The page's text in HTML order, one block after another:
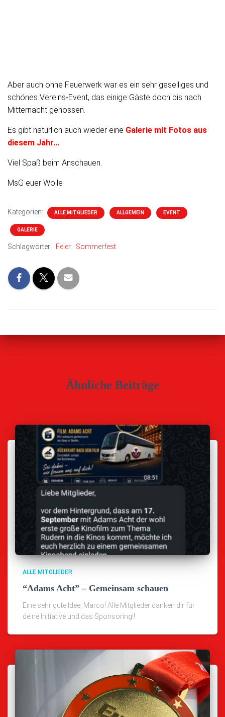
Aber auch ohne Feuerwerk war es ein sehr geselliges und
schönes Vereins-Event, das einige Gäste doch bis nach
Mitternacht genossen.
Es gibt natürlich auch wieder eine Galerie mit Fotos aus
diesem Jahr...
Viel Spaß beim Anschauen.
MsG euer Wolle
Kategorien: ALLE MITGLIEDER ALLGEMEIN EVENT
GALERIE
Schlagwörter: Feier Sommerfest
Ähnliche Beiträge
ALLE MITGLIEDER
“Adams Acht” – Gemeinsam schauen
Eine sehr gute Idee, Marco! Alle Mitglieder danken dir für
deine Initiative und das Sponsoring!!